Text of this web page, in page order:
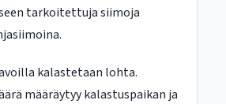
tarkoitettuja siimoja
kalastetaan lohta.
määräytyy kalastuspaikan ja